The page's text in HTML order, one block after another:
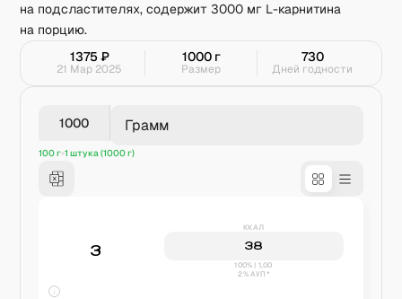
на подсластителях, содержит 3000 мг L-карнитина
на порцию.
1375₽
21 Мар 2025
1000г
Размер
730
Дней годности
Грамм
100 г 1 штука (1000 г)
3
ККАЛ
38
100% | 1,00
2% АУП*